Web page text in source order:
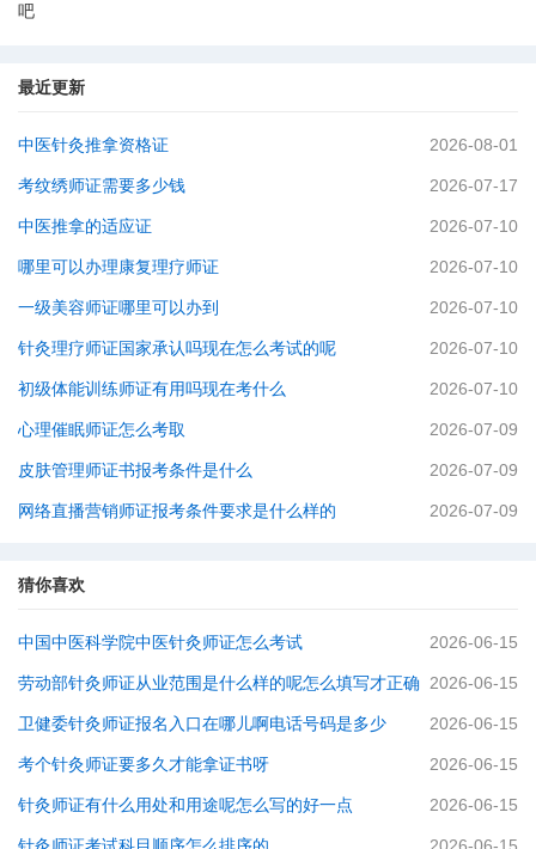
吧
最近更新
中医针灸推拿资格证 2026-08-01
考纹绣师证需要多少钱 2026-07-17
中医推拿的适应证 2026-07-10
哪里可以办理康复理疗师证 2026-07-10
一级美容师证哪里可以办到 2026-07-10
针灸理疗师证国家承认吗现在怎么考试的呢 2026-07-10
初级体能训练师证有用吗现在考什么 2026-07-10
心理催眠师证怎么考取 2026-07-09
皮肤管理师证书报考条件是什么 2026-07-09
网络直播营销师证报考条件要求是什么样的 2026-07-09
猜你喜欢
中国中医科学院中医针灸师证怎么考试 2026-06-15
劳动部针灸师证从业范围是什么样的呢怎么填写才正确 2026-06-15
卫健委针灸师证报名入口在哪儿啊电话号码是多少 2026-06-15
考个针灸师证要多久才能拿证书呀 2026-06-15
针灸师证有什么用处和用途呢怎么写的好一点 2026-06-15